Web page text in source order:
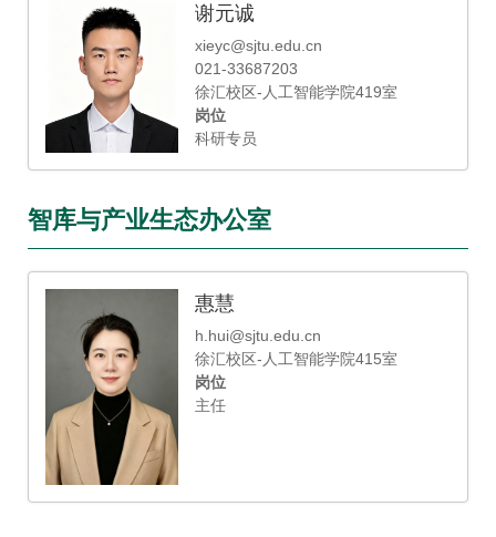
谢元诚
xieyc@sjtu.edu.cn
021-33687203
徐汇校区-人工智能学院419室
岗位
科研专员
智库与产业生态办公室
惠慧
h.hui@sjtu.edu.cn
徐汇校区-人工智能学院415室
岗位
主任